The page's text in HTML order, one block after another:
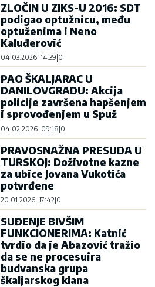
ZLOČIN U ZIKS-U 2016: SDT
podigao optužnicu, među
optuženima i Neno
Kaluđerović
04.03.2026. 14:39|0
PAO ŠKALJARAC U
DANILOVGRADU: Akcija
policije završena hapšenjem
i sprovođenjem u Spuž
04.02.2026. 09:18|0
PRAVOSNAŽNA PRESUDA U
TURSKOJ: Doživotne kazne
za ubice Jovana Vukotića
potvrđene
20.01.2026. 17:42|0
SUĐENJE BIVŠIM
FUNKCIONERIMA: Katnić
tvrdio da je Abazović tražio
da se ne procesuira
budvanska grupa
škaljarskog klana